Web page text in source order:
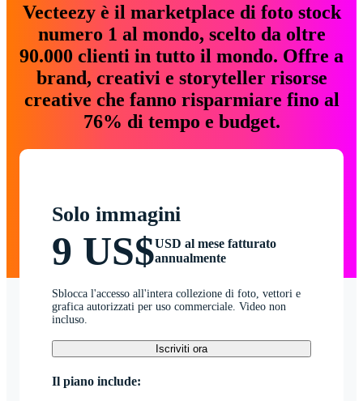
Vecteezy è il marketplace di foto stock
numero 1 al mondo, scelto da oltre
90.000 clienti in tutto il mondo. Offre a
brand, creativi e storyteller risorse
creative che fanno risparmiare fino al
76% di tempo e budget.
Solo immagini
9 US$USD al mese fatturato
annualmente
Sblocca l'accesso all'intera collezione di foto, vettori e
grafica autorizzati per uso commerciale. Video non
incluso.
Iscriviti ora
Il piano include: